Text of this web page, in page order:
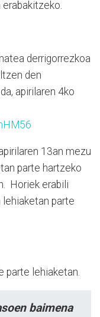
derrigorrezkoa
den
apirilaren 4ko
13an mezu
parte hartzeko
Horiek erabili
parte
parte lehiaketan.
baimena